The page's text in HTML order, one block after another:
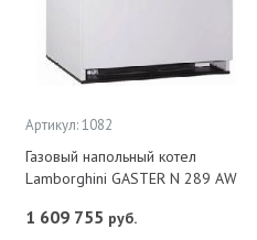
Артикул: 1082
Газовый напольный котел
Lamborghini GASTER N 289 AW
1 609 755 руб.